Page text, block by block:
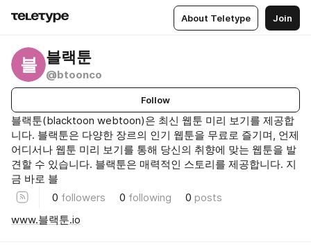
About Teletype Join
블 블랙툰
@btoonco
Follow
블랙툰(blacktoon webtoon)은 최신 웹툰 미리 보기를 제공합
니다. 블랙툰은 다양한 장르의 인기 웹툰을 무료로 즐기며, 언제
어디서나 웹툰 미리 보기를 통해 당신의 취향에 맞는 웹툰을 발
견할 수 있습니다. 블랙툰은 매력적인 스토리를 제공합니다. 지
금 바로 블
0 followers 0 following 0 posts
www.블랙툰.io